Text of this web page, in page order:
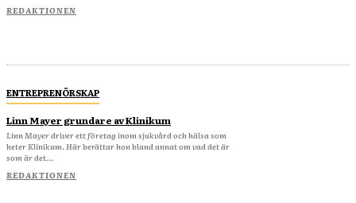
REDAKTIONEN
ENTREPRENÖRSKAP
Linn Mayer grundare av Klinikum
Linn Mayer driver ett företag inom sjukvård och hälsa som
heter Klinikum. Här berättar hon bland annat om vad det är
som är det...
REDAKTIONEN